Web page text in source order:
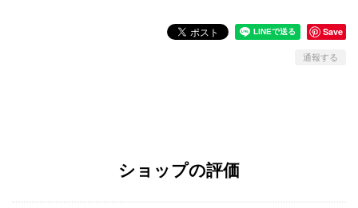
Save
通報する
ショップの評価